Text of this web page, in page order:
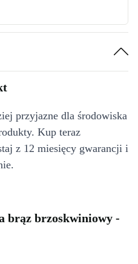
przyjazne dla środowiska
Kup teraz
z 12 miesięcy gwarancji i
brąz brzoskwiniowy -